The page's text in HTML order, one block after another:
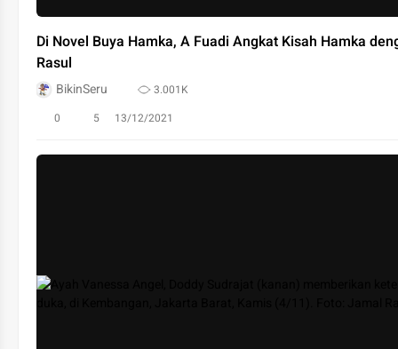
Di Novel Buya Hamka, A Fuadi Angkat Kisah Hamka
Rasul
BikinSeru
3.001K
0
5 13/12/2021